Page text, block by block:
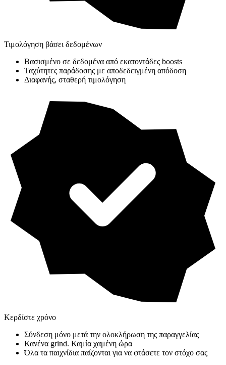
Τιμολόγηση βάσει δεδομένων
Βασισμένο σε δεδομένα από εκατοντάδες boosts
Ταχύτητες παράδοσης με αποδεδειγμένη απόδοση
Διαφανής, σταθερή τιμολόγηση
Κερδίστε χρόνο
Σύνδεση μόνο μετά την ολοκλήρωση της παραγγελίας
Κανένα grind. Καμία χαμένη ώρα
Όλα τα παιχνίδια παίζονται για να φτάσετε τον στόχο σας